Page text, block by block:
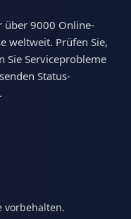
über 9000 Online-
weltweit. Prüfen Sie,
Sie Serviceprobleme
Status-
vorbehalten.